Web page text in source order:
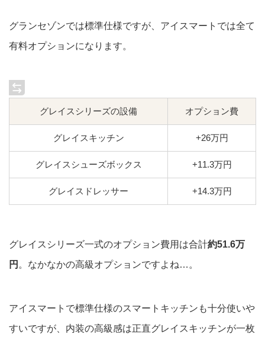
グランセゾンでは標準仕様ですが、アイスマートでは全て
有料オプションになります。
グレイスシリーズの設備 オプション費
グレイスキッチン +26万円
グレイスシューズボックス +11.3万円
グレイスドレッサー +14.3万円
グレイスシリーズ一式のオプション費用は合計約51.6万
円 。なかなかの高級オプションですよね…。
アイスマートで標準仕様のスマートキッチンも十分使いや
すいですが、内装の高級感は正直グレイスキッチンが一枚